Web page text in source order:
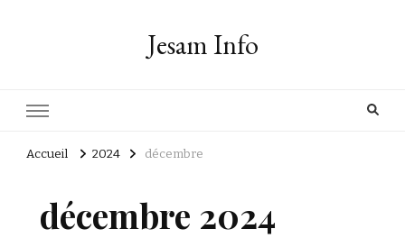
Jesam Info
Accueil 2024 décembre
décembre 2024